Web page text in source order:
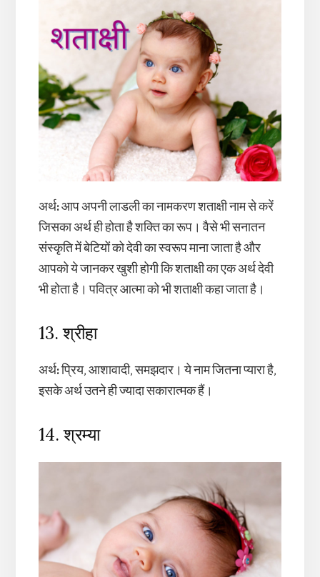
अर्थ:आप अपनी लाडली का नामकरण शताक्षी नाम से करें
जिसका अर्थ ही होता है शक्ति का रूप। वैसे भी सनातन
संस्कृति में बेटियों को देवी का स्वरूप माना जाता है और
आपको ये जानकर खुशी होगी कि शताक्षी का एक अर्थ देवी
भी होता है। पवित्र आत्मा को भी शताक्षी कहा जाता है।
13. श्रीहा
अर्थ:प्रिय, आशावादी, समझदार। ये नाम जितना प्यारा है,
इसके अर्थ उतने ही ज्यादा सकारात्मक हैं।
14. श्रम्या